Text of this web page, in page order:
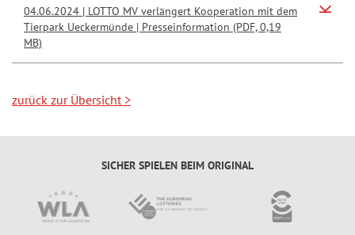
c
k
-
04.06.2024 | LOTTO MV verlängert Kooperation mit dem
Tierpark Ueckermünde | Presseinformation (PDF, 0,19
MB)
zurück zur Übersicht >
SICHER SPIELEN BEIM ORIGINAL